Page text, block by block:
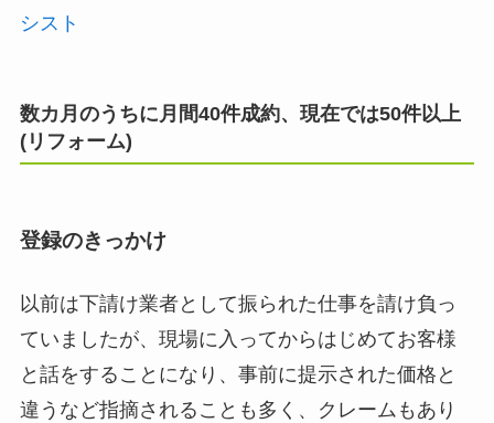
シスト
数カ月のうちに月間40件成約、現在では50件以上
(リフォーム)
登録のきっかけ
以前は下請け業者として振られた仕事を請け負っ
ていましたが、現場に入ってからはじめてお客様
と話をすることになり、事前に提示された価格と
違うなど指摘されることも多く、クレームもあり